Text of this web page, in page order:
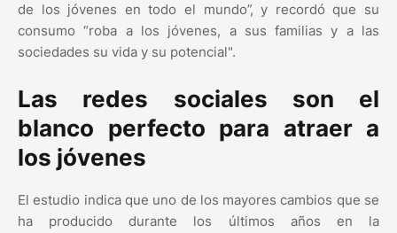
de los jóvenes en todo el mundo”, y recordó que su
consumo “roba a los jóvenes, a sus familias y a las
sociedades su vida y su potencial".
Las redes sociales son el
blanco perfecto para atraer a
los jóvenes
El estudio indica que uno de los mayores cambios que se
ha producido durante los últimos años en la